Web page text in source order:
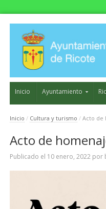
Inicio Ayuntamiento
Inicio / Cultura y turismo / Acto de
Acto de
Publicado el 10 enero, 2022 por